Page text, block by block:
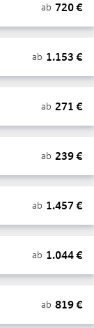
ab 720€
ab 1.153 €
ab 271 €
ab 239€
ab 1.457 €
ab 1.044€
ab 819€